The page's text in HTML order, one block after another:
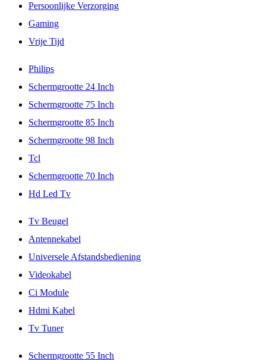
Persoonlijke Verzorging
Gaming
Vrije Tijd
Philips
Schermgrootte 24 Inch
Schermgrootte 75 Inch
Schermgrootte 85 Inch
Schermgrootte 98 Inch
Tcl
Schermgrootte 70 Inch
Hd Led Tv
Tv Beugel
Antennekabel
Universele Afstandsbediening
Videokabel
Ci Module
Hdmi Kabel
Tv Tuner
Schermgrootte 55 Inch